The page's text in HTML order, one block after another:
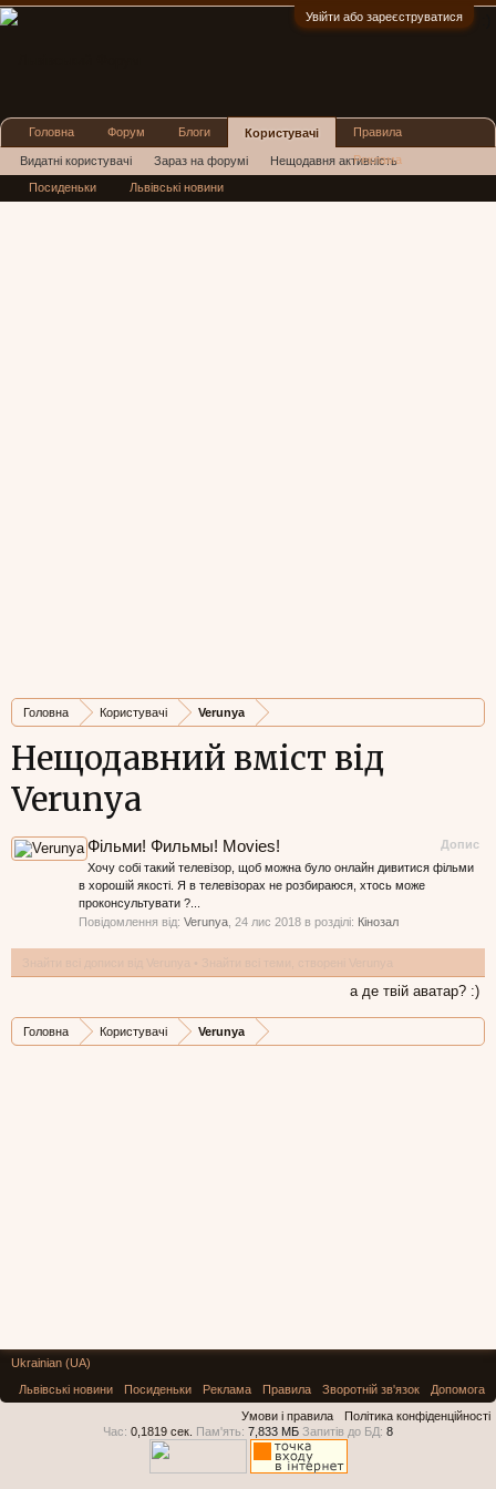
Увійти або зареєструватися
Головна Користувачі Verunya
Нещодавний вміст від
Verunya
Допис
Фільми! Фильмы! Movies!
Хочу собі такий телевізор, щоб можна було онлайн дивитися фільми
в хорошій якості. Я в телевізорах не розбираюся, хтось може
проконсультувати ?...
Повідомлення від: Verunya 24 лис 2018 в розділі: Кінозал
а де твій аватар? :)
Головна Користувачі Verunya
Головна Форум Блоги Користувачі
Видатні користувачі Зараз на форумі Нещодавня активність
Нові повідомлення профілю
Правила
Реклама
Посиденьки Львівські новини
Ukrainian (UA)
Львівські новини
Посиденьки Реклама Правила Зворотній зв'язок
Допомога
Умови і правила
Політика конфіденційності
Час: 0,1819 сек. Пам'ять: 7,833 МБ Запитів до БД: 8